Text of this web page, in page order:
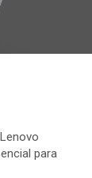
para